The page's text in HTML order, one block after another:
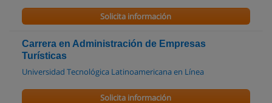
Solicita información
Carrera en Administración de Empresas
Turísticas
Universidad Tecnológica Latinoamericana en Línea
Solicita información